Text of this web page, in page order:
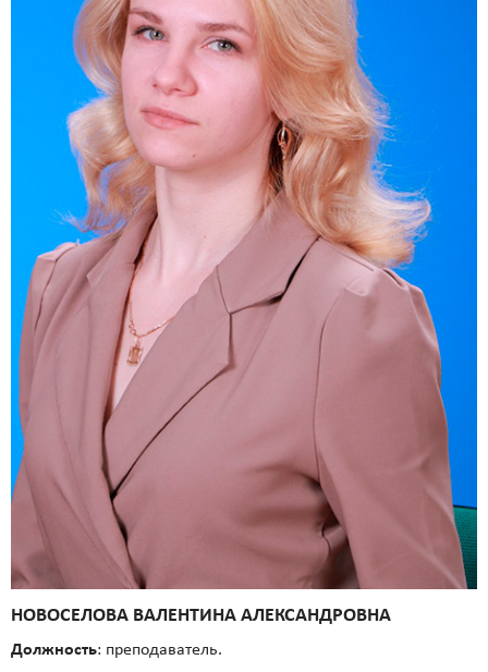
НОВОСЕЛОВА ВАЛЕНТИНА АЛЕКСАНДРОВНА
Должность: преподаватель.